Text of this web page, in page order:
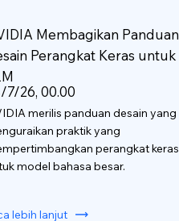
Membagikan Panduan
Perangkat Keras untuk
7/26, 00.00
merilis panduan desain yang
praktik yang
perangkat keras
model bahasa besar.
lebih lanjut